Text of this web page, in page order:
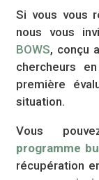
Si vous vous
nous vous
BOWS, conçu
chercheurs
première
situation.
Vous
programme
récupération